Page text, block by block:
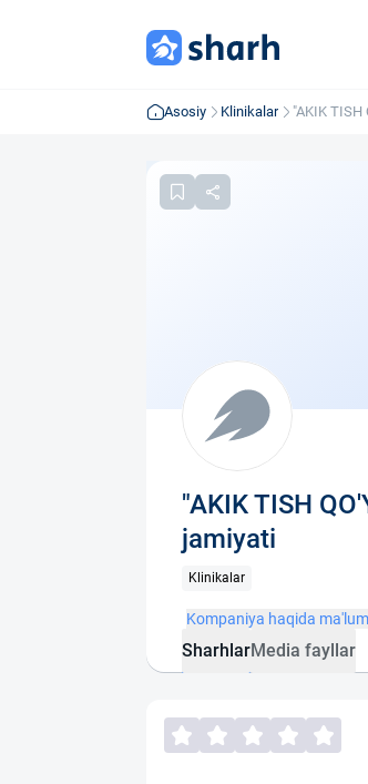
Asosiy Klinikalar
"AKIK
"AKIK TISH
jamiyati
Klinikalar
Kompaniya haqida
SharhlarMedia fayllar